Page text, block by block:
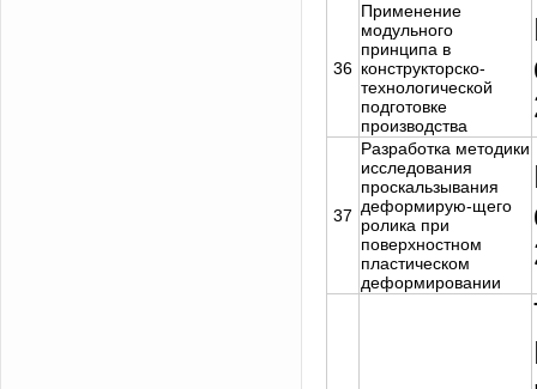
36
Применение
модульного
принципа в
конструкторско-
технологической
подготовке
производства
37
Разработка методики
исследования
проскальзывания
деформирую-щего
ролика при
поверхностном
пластическом
деформировании